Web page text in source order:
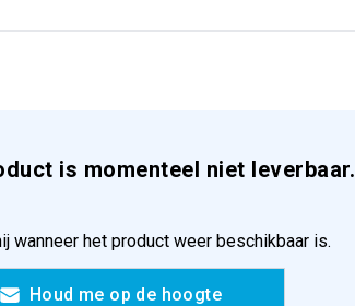
is momenteel niet leverbaar.
wanneer het product weer beschikbaar is.
Houd me op de hoogte